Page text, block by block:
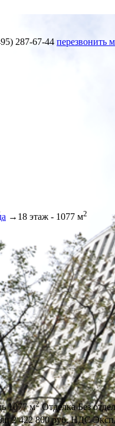
287-67-44 перезвонить
→ 18 этаж - 1077 м2
1077 м2 Отделка Без
2 422 800 руб. НДС